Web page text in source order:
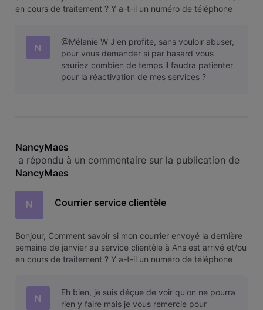
en cours de traitement ? Y a-t-il un numéro de téléphone
N
@Mélanie W J'en profite, sans vouloir abuser,
pour vous demander si par hasard vous
sauriez combien de temps il faudra patienter
pour la réactivation de mes services ?
NancyMaes
a répondu à un commentaire sur la publication de
NancyMaes
N Courrier service clientèle
Bonjour, Comment savoir si mon courrier envoyé la dernière
semaine de janvier au service clientèle à Ans est arrivé et/ou
en cours de traitement ? Y a-t-il un numéro de téléphone
N
Eh bien, je suis déçue de voir qu'on ne pourra
rien y faire mais je vous remercie pour